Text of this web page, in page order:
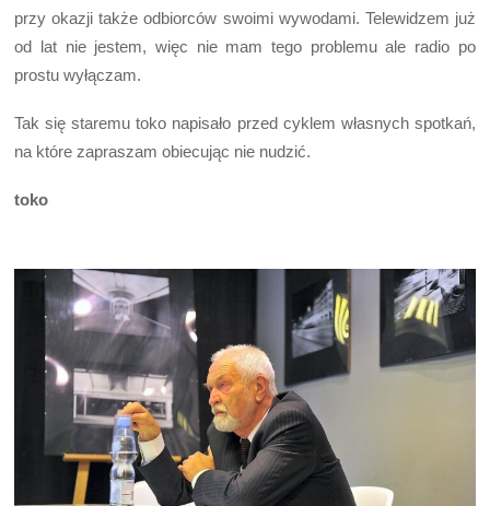
przy okazji także odbiorców swoimi wywodami. Telewidzem już
od lat nie jestem, więc nie mam tego problemu ale radio po
prostu wyłączam.
Tak się staremu toko napisało przed cyklem własnych spotkań,
na które zapraszam obiecując nie nudzić.
toko